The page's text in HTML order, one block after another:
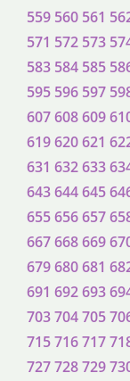
559 560 561
571 572 573
583 584 585
595 596 597
607608609
619620621
631 632633
643644645
655656657
667668669
679680681
691 692693
703704705
715716717
727728729